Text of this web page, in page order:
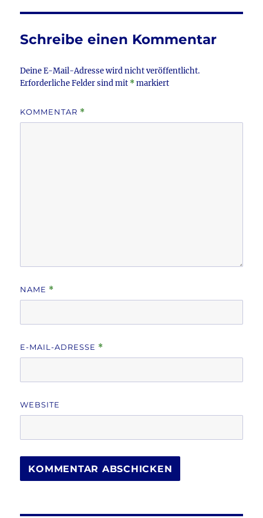
b
o
o
k
r
Schreibe einen Kommentar
Deine E-Mail-Adresse wird nicht veröffentlicht.
Erforderliche Felder sind mit *markiert
KOMMENTAR *
NAME *
E-MAIL-ADRESSE *
WEBSITE